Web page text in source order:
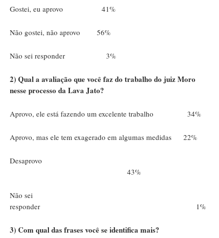
Gostei, eu aprovo 41%
Não gostei, não aprovo 56%
Não sei responder 3%
2) Qual a avaliação que você faz do trabalho do juiz Moro
nesse processo da Lava Jato?
Aprovo, ele está fazendo um excelente trabalho 34%
Aprovo, mas ele tem exagerado em algumas medidas 22%
Desaprovo
43%
Não sei
responder 1%
3) Com qual das frases você se identifica mais?